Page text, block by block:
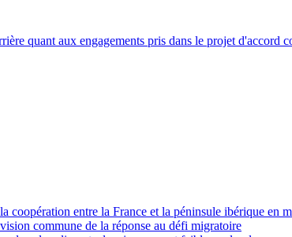
quant aux engagements pris dans le projet d'accord
coopération entre la France et la péninsule ibérique en
commune de la réponse au défi migratoire